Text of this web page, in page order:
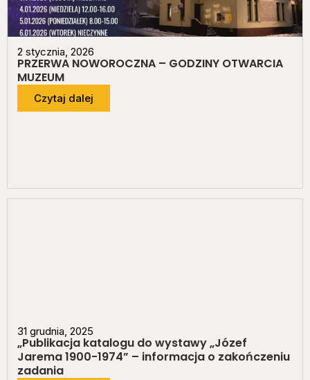
2 stycznia, 2026
PRZERWA NOWOROCZNA – GODZINY OTWARCIA
MUZEUM
Czytaj dalej
31 grudnia, 2025
„Publikacja katalogu do wystawy „Józef
Jarema 1900-1974” – informacja o zakończeniu
zadania